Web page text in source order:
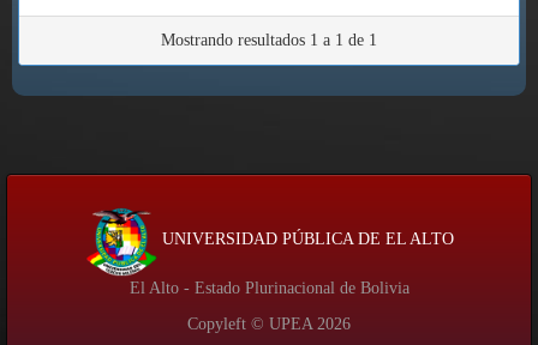
Mostrando resultados 1 a 1 de 1
UNIVERSIDAD PÚBLICA DE EL ALTO
El Alto - Estado Plurinacional de Bolivia
Copyleft © UPEA 2026